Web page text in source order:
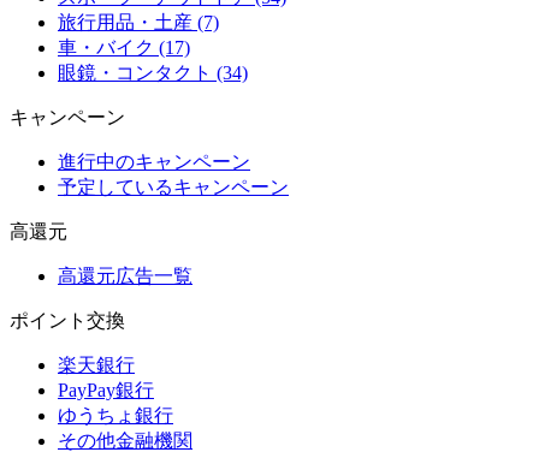
旅行用品・土産 (7)
車・バイク (17)
眼鏡・コンタクト (34)
キャンペーン
進行中のキャンペーン
予定しているキャンペーン
高還元
高還元広告一覧
ポイント交換
楽天銀行
PayPay銀行
ゆうちょ銀行
その他金融機関